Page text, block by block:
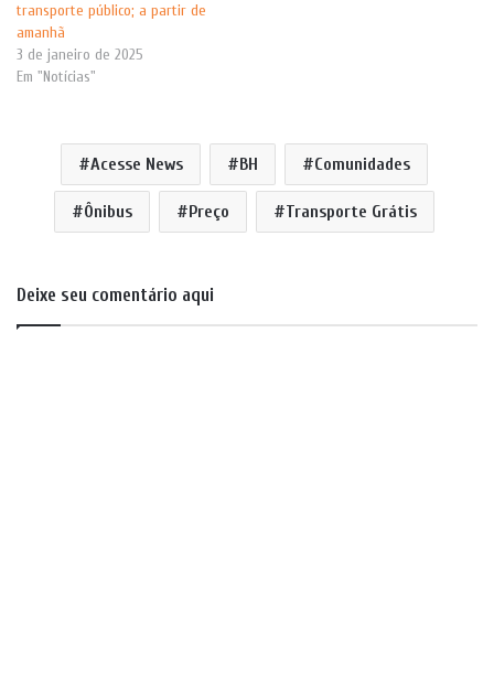
transporte público; a partir de
amanhã
3 de janeiro de 2025
Em "Notícias"
Acesse News BH Comunidades
Ônibus Preço Transporte Grátis
Deixe seu comentário aqui